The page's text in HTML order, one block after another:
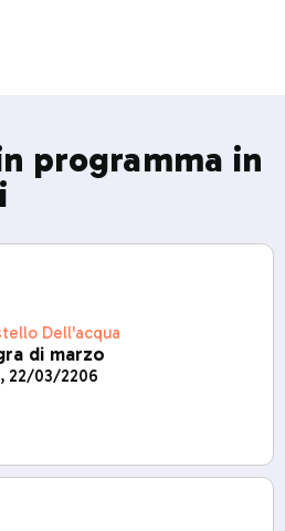
programma in
Dell'acqua
di marzo
22/03/2206